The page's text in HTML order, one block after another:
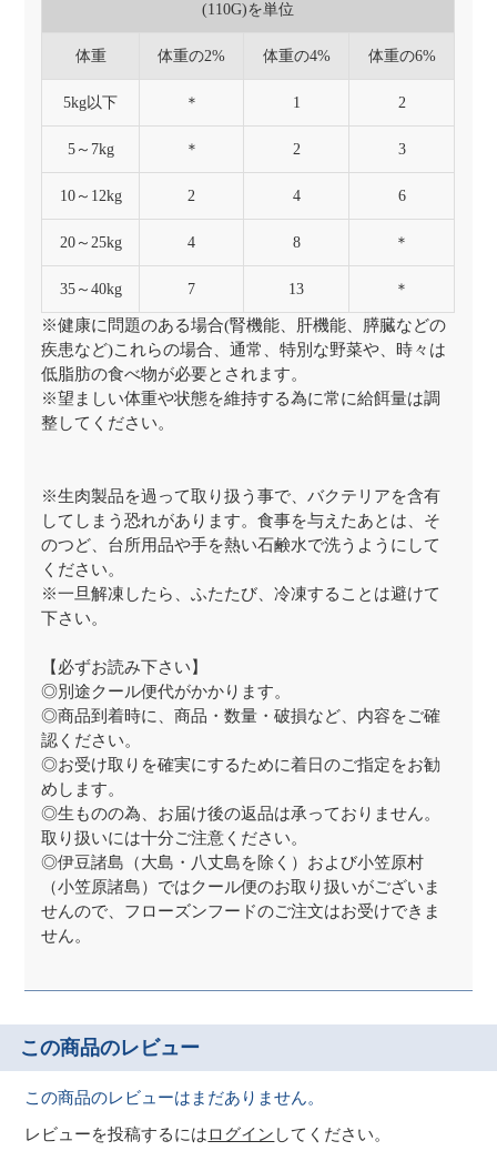
(110G)を単位
体重 体重の2% 体重の4% 体重の6%
5kg以下 ＊ 1 2
5～7kg ＊ 2 3
10～12kg 2 4 6
20～25kg 4 8 ＊
35～40kg 7 13 ＊
※健康に問題のある場合(腎機能、肝機能、膵臓などの
疾患など)これらの場合、通常、特別な野菜や、時々は
低脂肪の食べ物が必要とされます。
※望ましい体重や状態を維持する為に常に給餌量は調
整してください。
※生肉製品を過って取り扱う事で、バクテリアを含有
してしまう恐れがあります。食事を与えたあとは、そ
のつど、台所用品や手を熱い石鹸水で洗うようにして
ください。
※一旦解凍したら、ふたたび、冷凍することは避けて
下さい。
【必ずお読み下さい】
◎別途クール便代がかかります。
◎商品到着時に、商品・数量・破損など、内容をご確
認ください。
◎お受け取りを確実にするために着日のご指定をお勧
めします。
◎生ものの為、お届け後の返品は承っておりません。
取り扱いには十分ご注意ください。
◎伊豆諸島（大島・八丈島を除く）および小笠原村
（小笠原諸島）ではクール便のお取り扱いがございま
せんので、フローズンフードのご注文はお受けできま
せん。
この商品のレビュー
この商品のレビューはまだありません。
レビューを投稿するにはログイン してください。